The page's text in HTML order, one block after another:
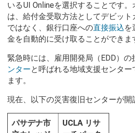
いるUI Onlineを選択することです
は、給付金受取方法としてデビッ
ではなく、銀行口座への直接振込を
金を自動的に受け取ることができま
緊急時には、雇用開発局（EDD）の
ンターと呼ばれる地域支援センタ
ます。
現在、以下の災害復旧センターが開
パサデナ市
UCLA リサ